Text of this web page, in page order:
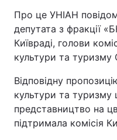
Про це УНІАН
депутата з фракції
Київраді, голови
культури та
Відповідну
культури та
представництво на
підтримала комісія